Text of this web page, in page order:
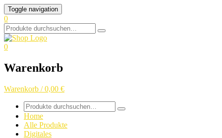
Skip
to
content
Toggle navigation
0
Search
for:
0
Warenkorb
Warenkorb / 0,00 €
Search
for:
Home
Alle Produkte
Digitales